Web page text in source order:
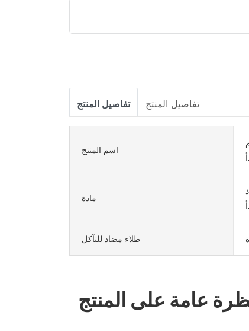
تفاصيل المنتج تفاصيل المنتج
اسم المنتج
مادة
طلاء مضاد للتآكل
عامة على المنتج